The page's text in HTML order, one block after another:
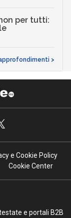
per tutti:
>
e Cookie Policy
Cookie Center
e portali B2B